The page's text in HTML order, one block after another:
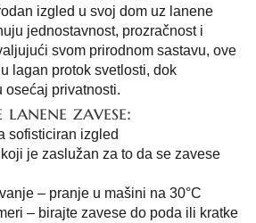
izgled u svoj dom uz lanene
jednostavnost, prozračnost i
svom prirodnom sastavu, ove
lagan protok svetlosti, dok
osećaj privatnosti.
zavese:
sofisticiran izgled
je zaslužan za to da se zavese
– pranje u mašini na 30°C
– birajte zavese do poda ili kratke